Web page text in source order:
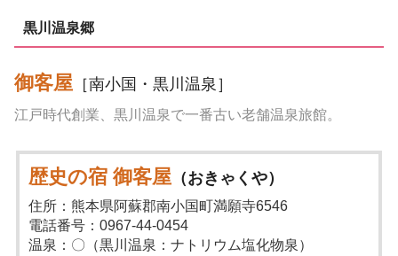
黒川温泉郷
御客屋 ［南小国・黒川温泉］
江戸時代創業、黒川温泉で一番古い老舗温泉旅館。
歴史の宿 御客屋 （おきゃくや）
住所：熊本県阿蘇郡南小国町満願寺6546
電話番号：0967-44-0454
温泉：〇（黒川温泉：ナトリウム塩化物泉）